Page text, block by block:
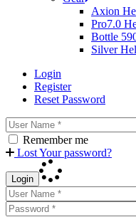
Axion
Pro7.0
Bottle
Silver
Login
Register
Reset Password
Remember me
Lost Your password?
Login